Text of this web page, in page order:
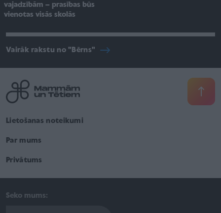
vajadzībām – prasības būs
vienotas visās skolās
Vairāk rakstu no "Bērns"
Lietošanas noteikumi
Par mums
Privātums
Seko mums: